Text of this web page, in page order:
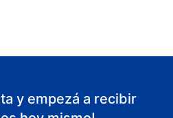
y empezá a recibir